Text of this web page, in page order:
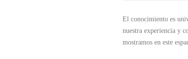
El conocimiento es
nuestra experiencia y
mostramos en este